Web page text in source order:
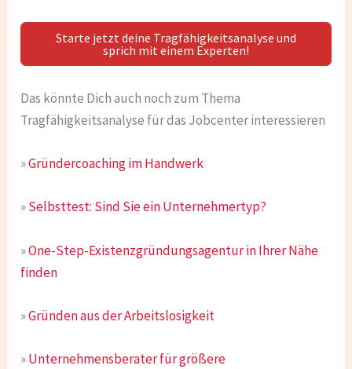
Starte jetzt deine Tragfähigkeitsanalyse und
sprich mit einem Experten!
Das könnte Dich auch noch zum Thema
Tragfähigkeitsanalyse für das Jobcenter interessieren
»Gründercoaching im Handwerk
»Selbsttest: Sind Sie ein Unternehmertyp?
»One-Step-Existenzgründungsagentur in Ihrer Nähe
finden
»Gründen aus der Arbeitslosigkeit
»Unternehmensberater für größere